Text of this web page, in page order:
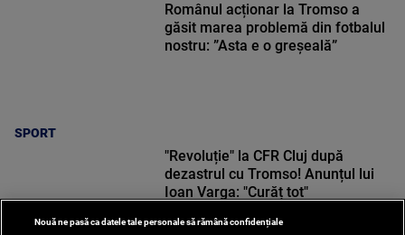
SPORT
Românul acționar la Tromso a
găsit marea problemă din fotbalul
nostru: ”Asta e o greșeală”
"Revoluție" la CFR Cluj după
dezastrul cu Tromso! Anunțul lui
Ioan Varga: "Curăț tot"
Nouă ne pasă ca datele tale personale să rămână confidențiale